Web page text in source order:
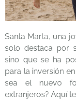
Santa Marta, una
solo destaca por
sino que se ha
para la inversión
sea el nuevo
extranjeros? Aquí